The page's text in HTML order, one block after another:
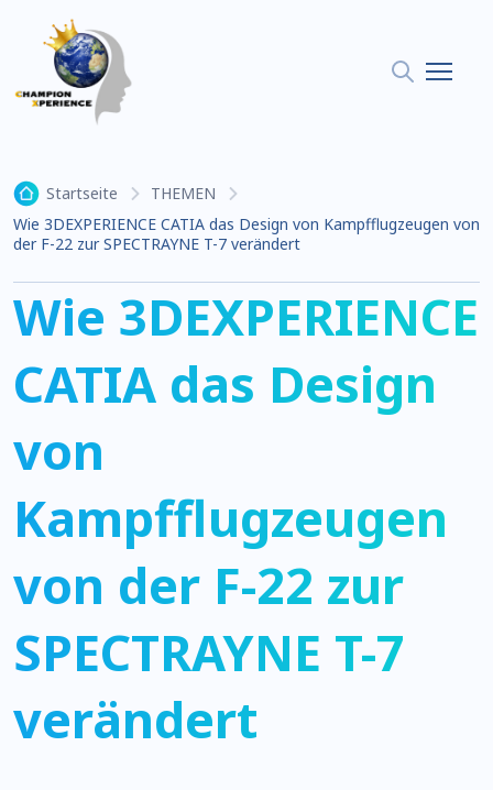
Startseite
THEMEN
Wie 3DEXPERIENCE CATIA das Design von Kampfflugzeugen von
der F-22 zur SPECTRAYNE T-7 verändert
Wie 3DEXPERIENCE
CATIA das Design
von
Kampfflugzeugen
von der F-22 zur
SPECTRAYNE T-7
verändert